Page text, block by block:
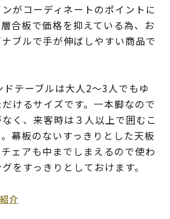
がコーディネートのポイントに
合板で価格を抑えている為、お
ブルで手が伸ばしやすい商品で
テーブルは大人2～3人でもゆ
けるサイズです。一本脚なので
く、来客時は３人以上で囲むこ
幕板のないすっきりとした天板
ェアも中までしまえるので使わ
をすっきりとしておけます。
介